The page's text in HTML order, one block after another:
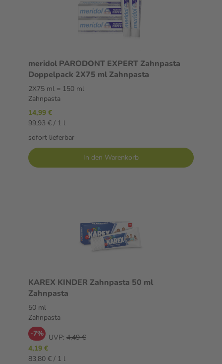
meridol PARODONT EXPERT Zahnpasta
Doppelpack 2X75 ml Zahnpasta
2X75 ml = 150 ml
Zahnpasta
14,99 €
99,93 € / 1 l
sofort lieferbar
In den Warenkorb
KAREX KINDER Zahnpasta 50 ml
Zahnpasta
50 ml
Zahnpasta
-7% UVP: 4,49 €
4,19 €
83,80 € / 1 l